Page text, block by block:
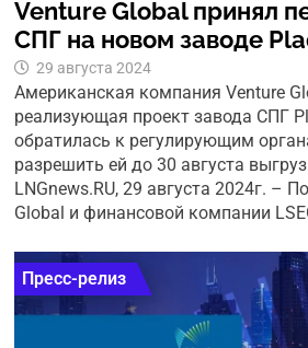
Venture Global принял
СПГ на новом заводе
29 августа 2024
Американская компания Venture
реализующая проект завода СПГ
обратилась к регулирующим
разрешить ей до 30 августа
LNGnews.RU, 29 августа 2024г. –
Global и финансовой компании
Пресс-релиз